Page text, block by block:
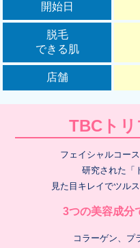
開始日
脱毛
できる肌
店舗
TBCト
フェイシャルコー
研究された「
見た目キレイでツル
3つの美容成分
コラーゲン、プ